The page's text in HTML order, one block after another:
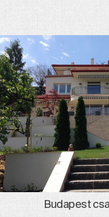
Budapest